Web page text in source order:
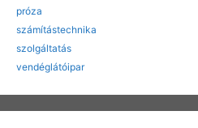
próza
számítástechnika
szolgáltatás
vendéglátóipar